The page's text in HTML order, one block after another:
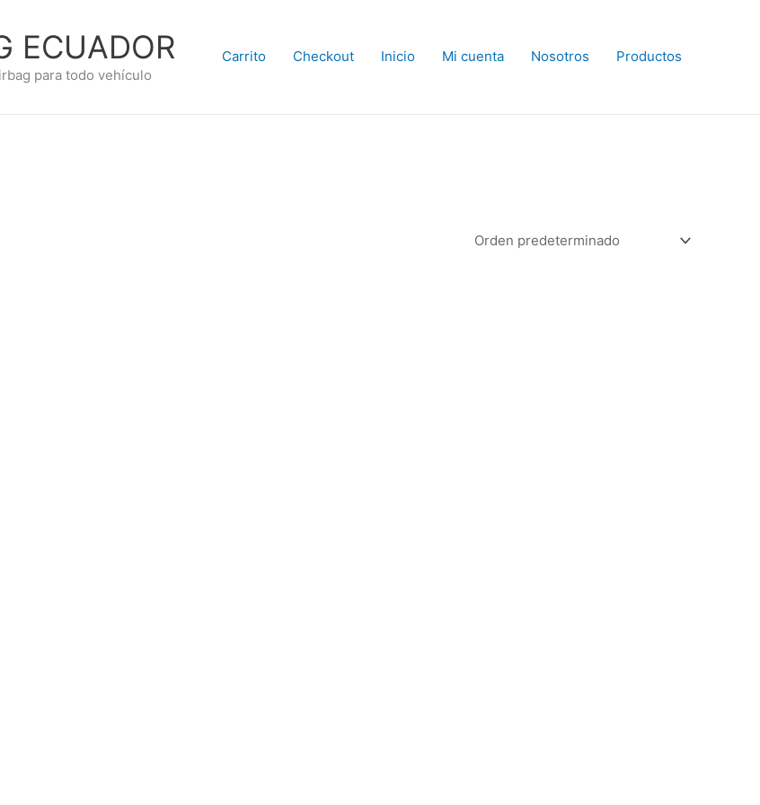
ECUADOR
para todo vehículo
Carrito Checkout Inicio Mi cuenta Nosotros Productos